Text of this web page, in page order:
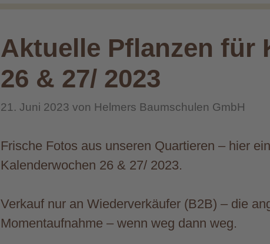
Aktuelle Pflanzen für
26 & 27/ 2023
21. Juni 2023 von Helmers Baumschulen GmbH
Frische Fotos aus unseren Quartieren – hier
Kalenderwochen 26 & 27/ 2023.
Verkauf nur an Wiederverkäufer (B2B) – die
Momentaufnahme – wenn weg dann weg.